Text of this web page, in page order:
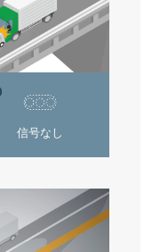
信号なし